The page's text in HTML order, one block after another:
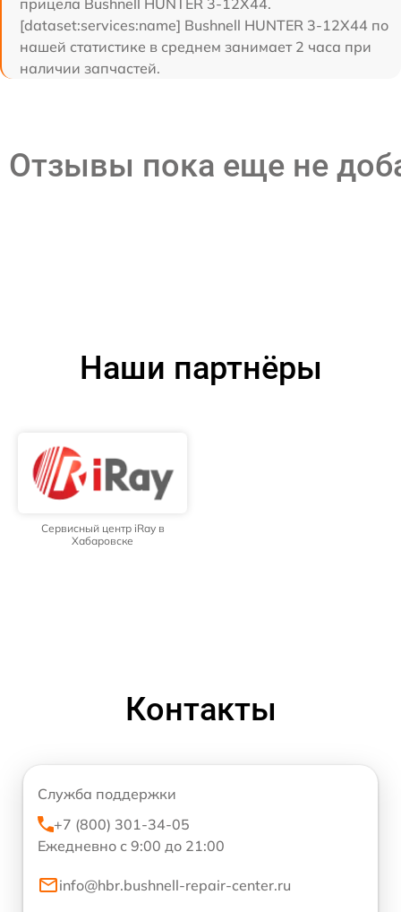
[dataset:services:name] Bushnell HUNTER 3-12X44 по
нашей статистике в среднем занимает 2 часа при
наличии запчастей.
Отзывы пока еще не
Наши партнёры
Сервисный центр iRay в
Хабаровске
Контакты
Служба поддержки
+7 (800) 301-34-05
Ежедневно с 9:00 до 21:00
info@hbr.bushnell-repair-center.ru